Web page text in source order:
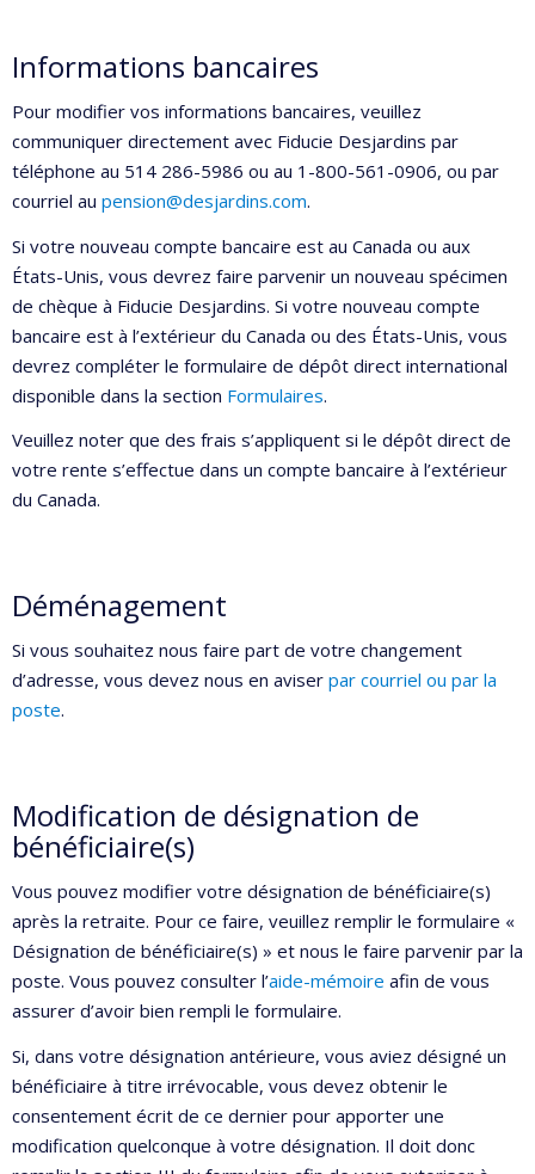
Informations bancaires
Pour modifier vos informations bancaires, veuillez
communiquer directement avec Fiducie Desjardins par
téléphone au 514 286-5986 ou au 1-800-561-0906, ou par
courriel au pension@desjardins.com.
Si votre nouveau compte bancaire est au Canada ou aux
États-Unis, vous devrez faire parvenir un nouveau spécimen
de chèque à Fiducie Desjardins. Si votre nouveau compte
bancaire est à l’extérieur du Canada ou des États-Unis, vous
devrez compléter le formulaire de dépôt direct international
disponible dans la section Formulaires.
Veuillez noter que des frais s’appliquent si le dépôt direct de
votre rente s’effectue dans un compte bancaire à l’extérieur
du Canada.
Déménagement
Si vous souhaitez nous faire part de votre changement
d’adresse, vous devez nous en aviser par courriel ou par la
poste.
Modification de désignation de
bénéficiaire(s)
Vous pouvez modifier votre désignation de bénéficiaire(s)
après la retraite. Pour ce faire, veuillez remplir le formulaire «
Désignation de bénéficiaire(s) » et nous le faire parvenir par la
poste. Vous pouvez consulter l’aide-mémoire afin de vous
assurer d’avoir bien rempli le formulaire.
Si, dans votre désignation antérieure, vous aviez désigné un
bénéficiaire à titre irrévocable, vous devez obtenir le
consentement écrit de ce dernier pour apporter une
modification quelconque à votre désignation. Il doit donc